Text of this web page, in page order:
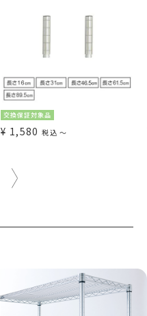
交換保証対象品
¥ 1,580 税込 〜